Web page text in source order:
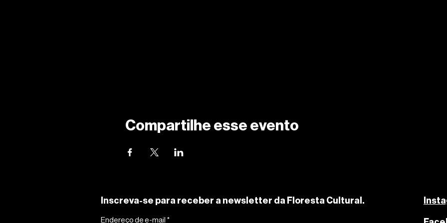
Compartilhe esse evento
Inscreva-se para receber a newsletter da Floresta Cultural.
Endereço de e-mail